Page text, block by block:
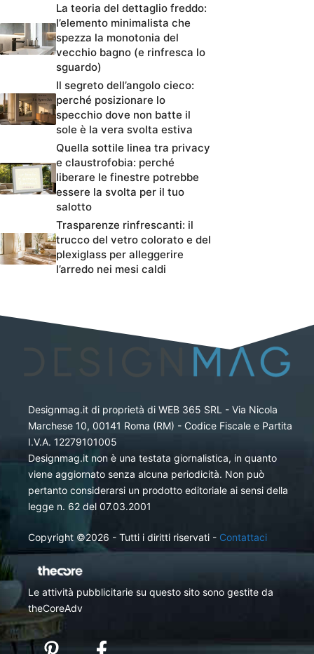
La teoria del dettaglio freddo:
l’elemento minimalista che
spezza la monotonia del
vecchio bagno (e rinfresca lo
sguardo)
Il segreto dell’angolo cieco:
perché posizionare lo
specchio dove non batte il
sole è la vera svolta estiva
Quella sottile linea tra privacy
e claustrofobia: perché
liberare le finestre potrebbe
essere la svolta per il tuo
salotto
Trasparenze rinfrescanti: il
trucco del vetro colorato e del
plexiglass per alleggerire
l’arredo nei mesi caldi
Designmag.it di proprietà di WEB 365 SRL - Via Nicola
Marchese 10, 00141 Roma (RM) - Codice Fiscale e Partita
I.V.A. 12279101005
Designmag.it non è una testata giornalistica, in quanto
viene aggiornato senza alcuna periodicità. Non può
pertanto considerarsi un prodotto editoriale ai sensi della
legge n. 62 del 07.03.2001
Copyright ©2026 - Tutti i diritti riservati - Contattaci
Le attività pubblicitarie su questo sito sono gestite da
theCoreAdv